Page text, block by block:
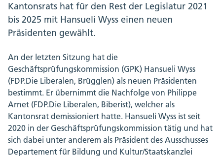
Kantonsrats hat für den Rest der Legislatur 2021
bis 2025 mit Hansueli Wyss einen neuen
Präsidenten gewählt.
An der letzten Sitzung hat die
Geschäftsprüfungskommission (GPK) Hansueli Wyss
(FDP.Die Liberalen, Brügglen) als neuen Präsidenten
bestimmt. Er übernimmt die Nachfolge von Philippe
Arnet (FDP.Die Liberalen, Biberist), welcher als
Kantonsrat demissioniert hatte. Hansueli Wyss ist seit
2020 in der Geschäftsprüfungskommission tätig und hat
sich dabei unter anderem als Präsident des Ausschusses
Departement für Bildung und Kultur/Staatskanzlei